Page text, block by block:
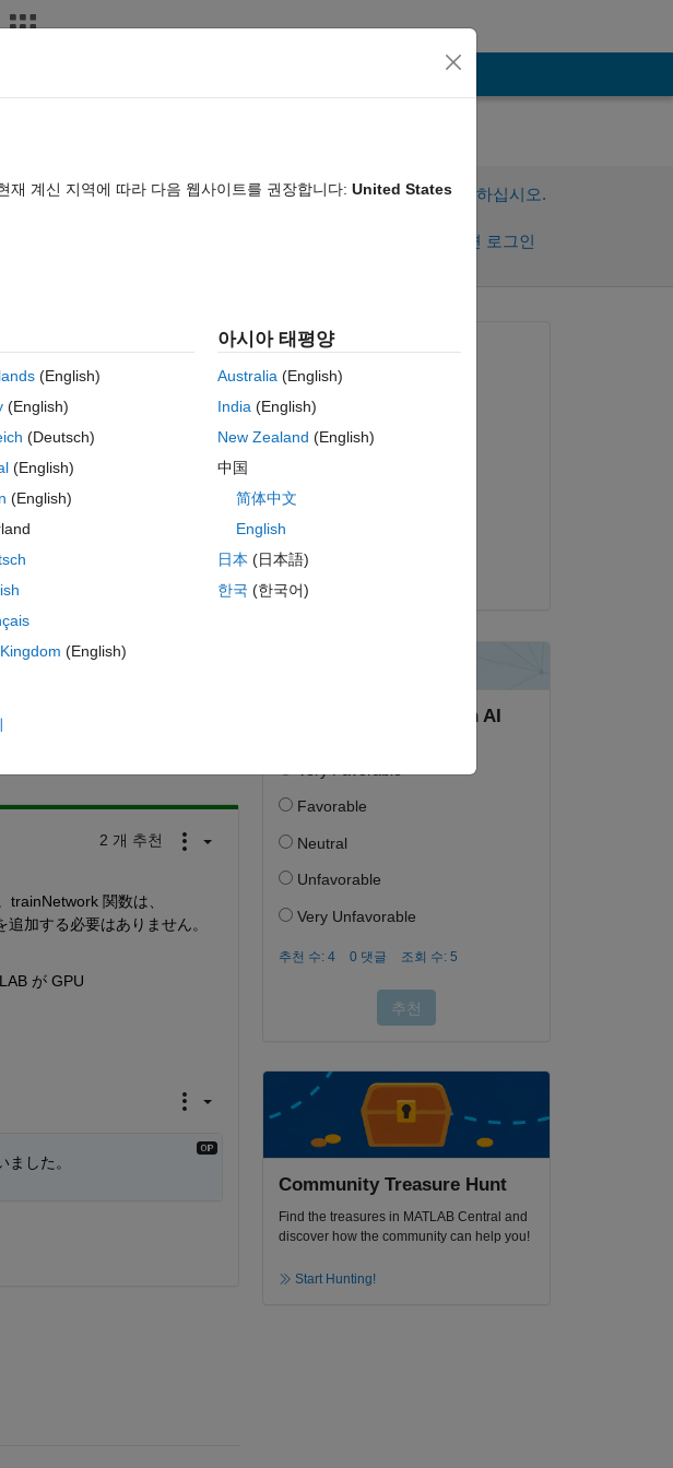
이 질문에 답변하려면 로그인하십시오.
활동을 팔로우하려면 로그인
0 개 추천
2 개 추천
関数は、
加する必要はありません。
が GPU
した。
질문:
ssk
2019년 3월 6일
댓글:
2019년 3월 9일
Community Treasure Hunt
Find the treasures in MATLAB Central and
discover how the community can help you!
Start Hunting!
계신 지역에 따라 다음 웹사이트를 권장합니다: United States
(English)
(English)
(Deutsch)
(English)
(English)
(English)
아시아 태평양
Australia(English)
India(English)
New Zealand (English)
中国
简体中文
English
日本 (日本語)
한국 (한국어)